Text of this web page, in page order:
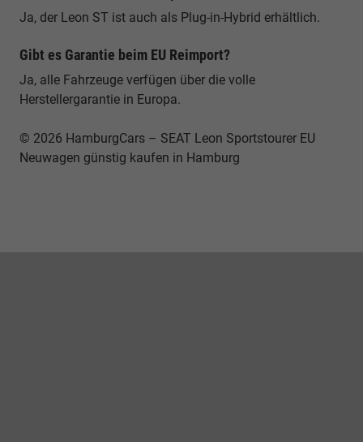
Ja, der Leon ST ist auch als Plug-in-Hybrid erhältlich.
Gibt es Garantie beim EU Reimport?
Ja, alle Fahrzeuge verfügen über die volle
Herstellergarantie in Europa.
© 2026 HamburgCars – SEAT Leon Sportstourer EU
Neuwagen günstig kaufen in Hamburg